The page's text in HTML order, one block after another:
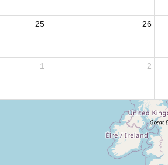
25 26
1 2